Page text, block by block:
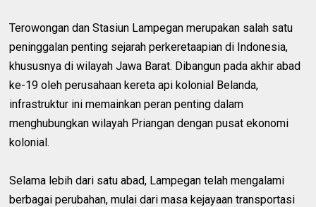
Terowongan dan Stasiun Lampegan merupakan salah satu
peninggalan penting sejarah perkeretaapian di Indonesia,
khususnya di wilayah Jawa Barat. Dibangun pada akhir abad
ke-19 oleh perusahaan kereta api kolonial Belanda,
infrastruktur ini memainkan peran penting dalam
menghubungkan wilayah Priangan dengan pusat ekonomi
kolonial.
Selama lebih dari satu abad, Lampegan telah mengalami
berbagai perubahan, mulai dari masa kejayaan transportasi